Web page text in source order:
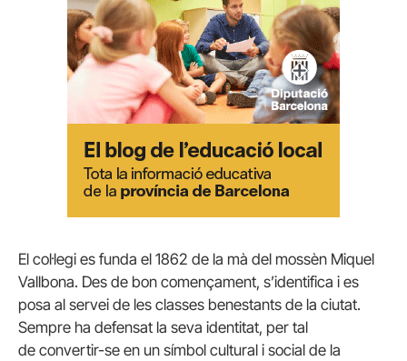
El col·legi es funda el 1862 de la mà del mossèn Miquel
Vallbona. Des de bon començament, s’identifica i es
posa al servei de les classes benestants de la ciutat.
Sempre ha defensat la seva identitat, per tal
de convertir-se en un símbol cultural i social de la